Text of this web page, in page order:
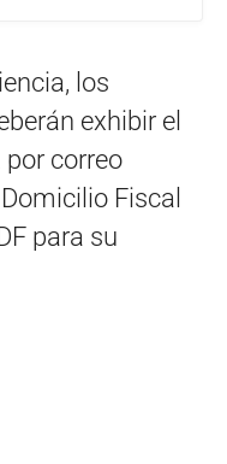
los
exhibir el
por correo
Fiscal
para su